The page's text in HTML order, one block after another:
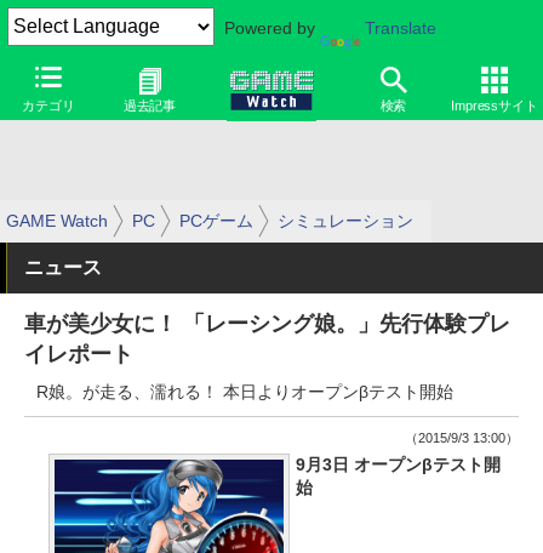
Powered by Translate
カテゴリ 過去記事 検索 Impressサイト
GAME Watch PC PCゲーム シミュレーション
ニュース
車が美少女に！ 「レーシング娘。」先行体験プレ
イレポート
R娘。が走る、濡れる！ 本日よりオープンβテスト開始
（2015/9/3 13:00）
9月3日 オープンβテスト開
始